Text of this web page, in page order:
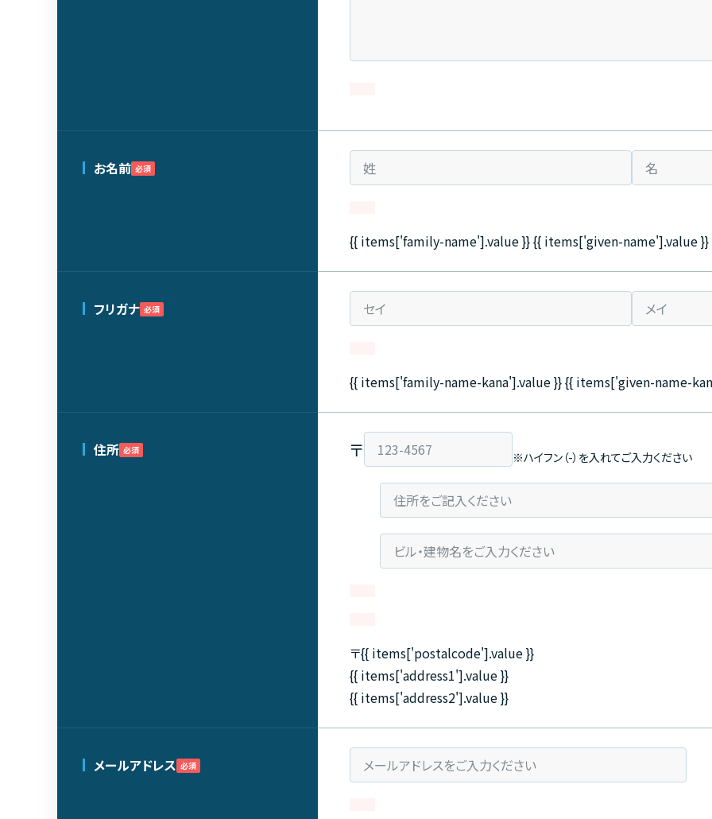
お名前 必須
{{ items['family-name'].value }} {{ items['given-name'].value }}
フリガナ 必須
{{ items['family-name-kana'].value }} {{ items['given-name-
住所 必須 〒 ※ハイフン（-）を入れてご入力ください
〒{{ items['postalcode'].value }}
{{ items['address1'].value }}
{{ items['address2'].value }}
メールアドレス 必須